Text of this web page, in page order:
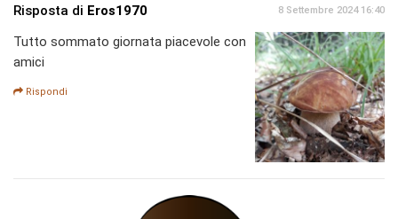
Risposta di Eros1970 8 Settembre 2024 16:40
Tutto sommato giornata piacevole con
amici
Rispondi